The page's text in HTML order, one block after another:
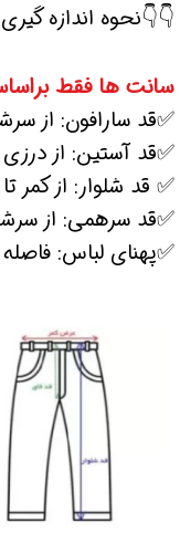
👇👇نحوه اندازه
سانت ها فقط
✅قد سارافون: از
✅قد آستین: از
✅ قد شلوار: از کمر
✅قد سرهمی: از
✅پهنای لباس: